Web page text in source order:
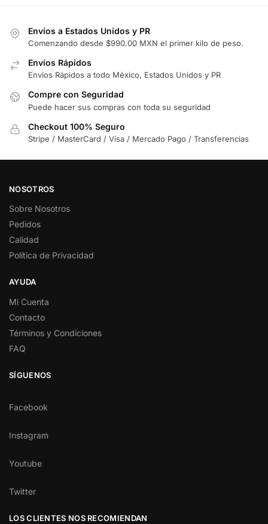
Envíos a Estados Unidos y PR
Comenzando desde $990.00 MXN el primer kilo de peso.
Envíos Rápidos
Envíos Rápidos a todo México, Estados Unidos y PR
Compre con Seguridad
Puede hacer sus compras con toda su seguridad
Checkout 100% Seguro
Stripe / MasterCard / Visa / Mercado Pago / Transferencias
NOSOTROS
Sobre Nosotros
Pedidos
Calidad
Política de Privacidad
AYUDA
Mi Cuenta
Contacto
Términos y Condiciones
FAQ
SÍGUENOS
Facebook
Instagram
Youtube
Twitter
LOS CLIENTES NOS RECOMIENDAN